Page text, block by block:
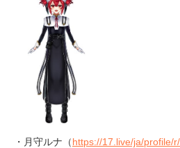
・月守ルナ（https://17.live/ja/profile/